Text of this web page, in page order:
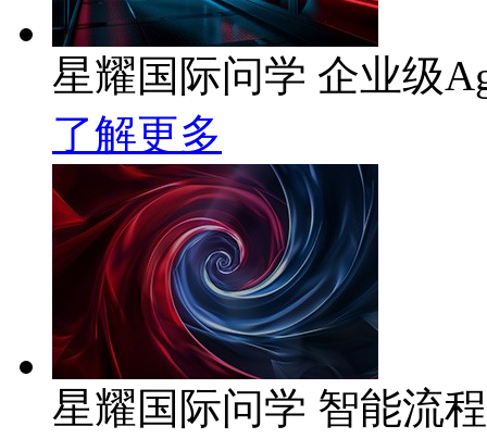
星耀国际问学 企业级
了解更多
星耀国际问学 智能流